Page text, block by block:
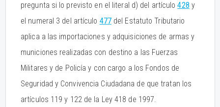
pregunta si lo previsto en el literal d) del artículo428 y
el numeral 3 del artículo 477del Estatuto Tributario
aplica a las importaciones y adquisiciones de armas y
municiones realizadas con destino a las Fuerzas
Militares y de Policía y con cargo a los Fondos de
Seguridad y Convivencia Ciudadana de que tratan los
artículos 119 y 122 de la Ley 418 de 1997.